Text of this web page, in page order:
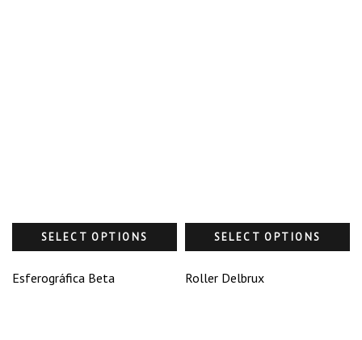
SELECT OPTIONS
Esferográfica Beta
SELECT OPTIONS
Roller Delbrux